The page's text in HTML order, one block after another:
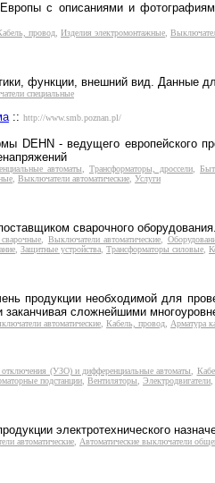
Европы с описаниями и
провод Изделия электромонтажные
функции, внешний вид. Данные
специальные
:: http://www.smb.poznan.pl/
DEHN - ведущего
автоматы Трансформаторы, дроссели,
Выключатели автоматические Услуги
сварочного оборудования.
Выключатели автоматические
Защитные устройства Трансформаторы силовые
продукции необходимой для
сложнейшими
автоматические Кабель, провод Арматура
отключения (УЗО) и дифференциальные автоматы,
подстанции, Вентиляторы, Электродвигатели,
электротехнического
автоматические, Автоматические выключатели